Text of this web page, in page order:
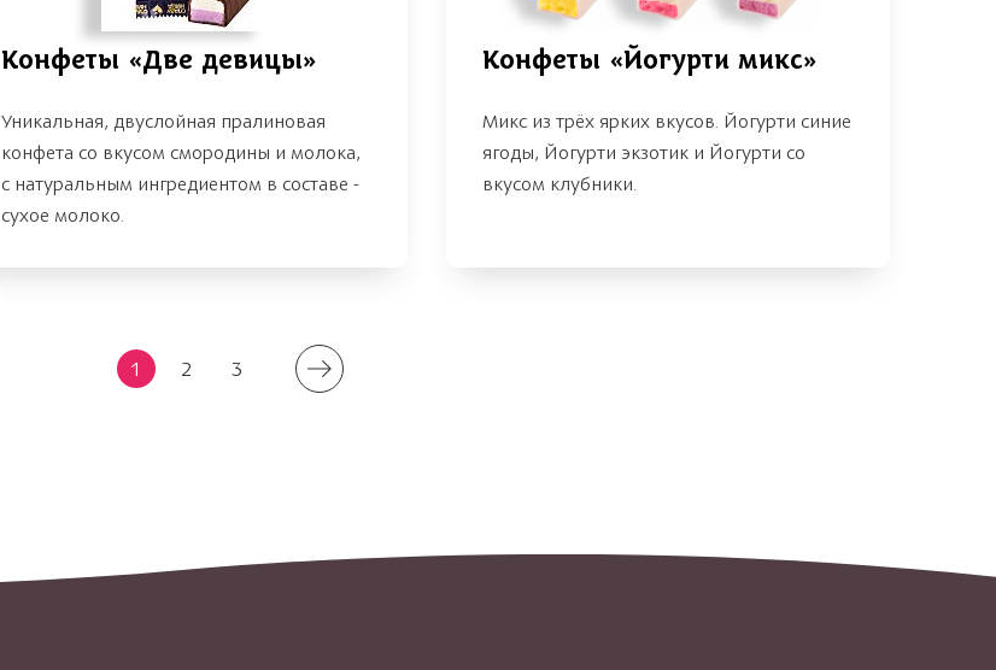
Конфеты «Две девицы»
Уникальная, двуслойная пралиновая
конфета со вкусом смородины и молока,
с натуральным ингредиентом в составе -
сухое молоко.
Конфеты «Йогурти микс»
Микс из трёх ярких вкусов. Йогурти синие
ягоды, Йогурти экзотик и Йогурти со
вкусом клубники.
1 2 3